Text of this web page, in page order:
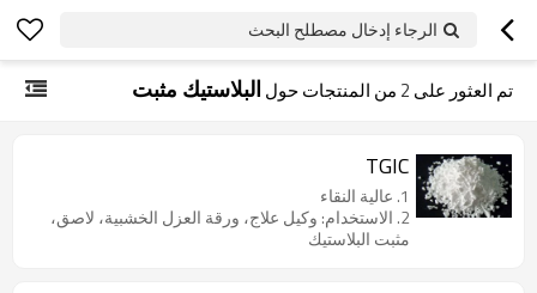
الرجاء إدخال مصطلح البحث
تم العثور على 2 من المنتجات حول البلاستيك مثبت
TGIC
1. عالية النقاء
2. الاستخدام: وكيل علاج، ورقة العزل الخشبية، لاصق،
مثبت البلاستيك